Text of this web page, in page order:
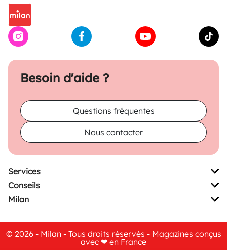
Besoin d'aide ?
Questions fréquentes
Nous contacter
Services
Conseils
Milan
© 2026 - Milan - Tous droits réservés - Magazines conçus
avec ❤ en France